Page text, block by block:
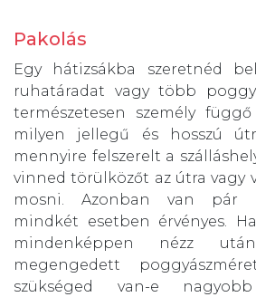
Pakolás
Egy hátizsákba szeretnéd
ruhatáradat vagy több
természetesen személy
milyen jellegű és hosszú
mennyire felszerelt a
vinned törülközőt az útra vagy
mosni. Azonban van pár
mindkét esetben érvényes.
mindenképpen nézz
megengedett
szükséged van-e